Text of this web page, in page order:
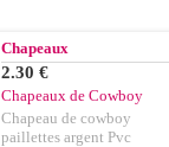
Chapeaux
2.30 €
Chapeaux de Cowboy
Chapeau de cowboy
paillettes argent Pvc